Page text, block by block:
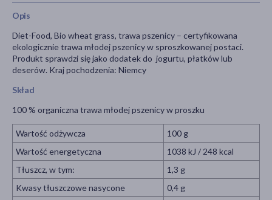
Opis
Diet-Food, Bio wheat grass, trawa pszenicy – certyfikowana
ekologicznie trawa młodej pszenicy w sproszkowanej postaci.
Produkt sprawdzi się jako dodatek do jogurtu, płatków lub
deserów. Kraj pochodzenia: Niemcy
Skład
100 % organiczna trawa młodej pszenicy w proszku
Wartość odżywcza
100 g
Wartość energetyczna
1038 kJ / 248 kcal
Tłuszcz, w tym:
1,3 g
Kwasy tłuszczowe nasycone
0,4 g